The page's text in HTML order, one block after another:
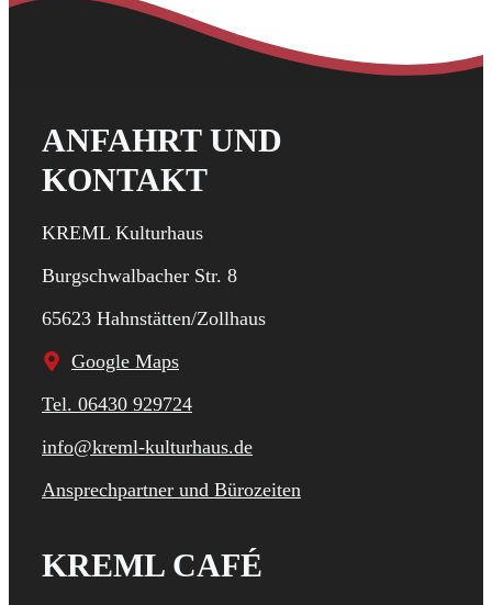
ANFAHRT UND
KONTAKT
KREML Kulturhaus
Burgschwalbacher Str. 8
65623 Hahnstätten/Zollhaus
Google Maps
Tel. 06430 929724
info@kreml-kulturhaus.de
Ansprechpartner und Bürozeiten
KREML CAFÉ